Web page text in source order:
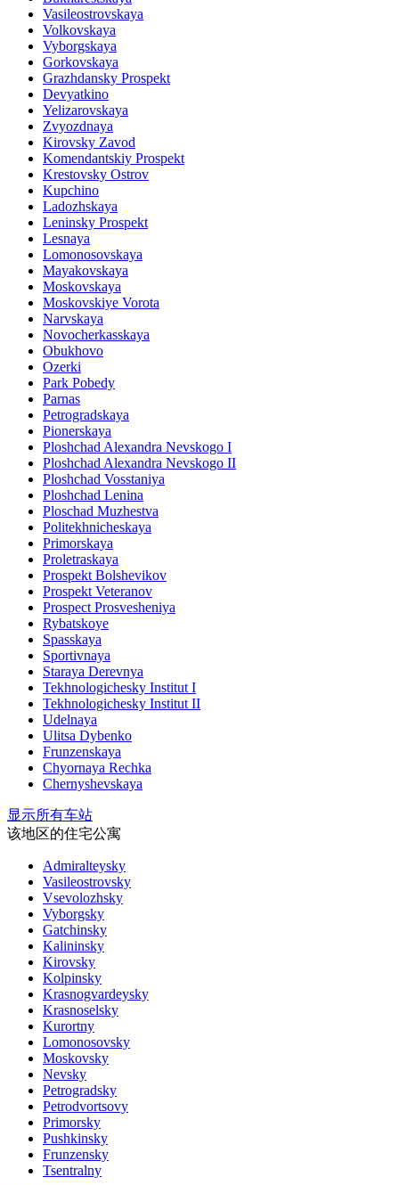
Vasileostrovskaya
Volkovskaya
Vyborgskaya
Gorkovskaya
Grazhdansky Prospekt
Devyatkino
Yelizarovskaya
Zvyozdnaya
Kirovsky Zavod
Komendantskiy Prospekt
Krestovsky Ostrov
Kupchino
Ladozhskaya
Leninsky Prospekt
Lesnaya
Lomonosovskaya
Mayakovskaya
Moskovskaya
Moskovskiye Vorota
Narvskaya
Novocherkasskaya
Obukhovo
Ozerki
Park Pobedy
Parnas
Petrogradskaya
Pionerskaya
Ploshchad Alexandra Nevskogo I
Ploshchad Alexandra Nevskogo II
Ploshchad Vosstaniya
Ploshchad Lenina
Ploschad Muzhestva
Politekhnicheskaya
Primorskaya
Proletraskaya
Prospekt Bolshevikov
Prospekt Veteranov
Prospect Prosvesheniya
Rybatskoye
Spasskaya
Sportivnaya
Staraya Derevnya
Tekhnologichesky Institut I
Tekhnologichesky Institut II
Udelnaya
Ulitsa Dybenko
Frunzenskaya
Chyornaya Rechka
Chernyshevskaya
显示所有车站
该地区的住宅公寓
Admiralteysky
Vasileostrovsky
Vsevolozhsky
Vyborgsky
Gatchinsky
Kalininsky
Kirovsky
Kolpinsky
Krasnogvardeysky
Krasnoselsky
Kurortny
Lomonosovsky
Moskovsky
Nevsky
Petrogradsky
Petrodvortsovy
Primorsky
Pushkinsky
Frunzensky
Tsentralny